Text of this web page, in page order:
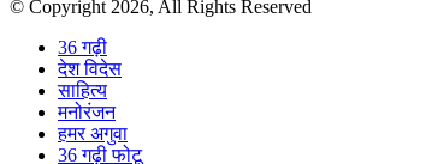
© Copyright 2026, All Rights Reserved
36 गढ़ी
देश विदेस
साहित्य
मनोरंजन
हमर अगुवा
36 गढ़ी फोटू